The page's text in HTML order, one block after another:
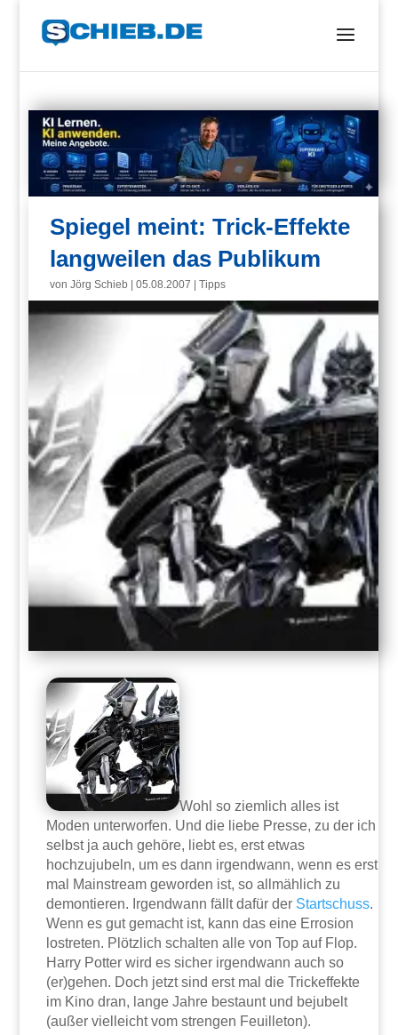
Spiegel meint: Trick-Effekte
langweilen das Publikum
vonJörg Schieb |05.08.2007 |Tipps
Wohl so ziemlich alles ist
Moden unterworfen. Und die liebe Presse, zu der ich
selbst ja auch gehöre, liebt es, erst etwas
hochzujubeln, um es dann irgendwann, wenn es erst
mal Mainstream geworden ist, so allmählich zu
demontieren. Irgendwann fällt dafür der Startschuss.
Wenn es gut gemacht ist, kann das eine Errosion
lostreten. Plötzlich schalten alle von Top auf Flop.
Harry Potter wird es sicher irgendwann auch so
(er)gehen. Doch jetzt sind erst mal die Trickeffekte
im Kino dran, lange Jahre bestaunt und bejubelt
(außer vielleicht vom strengen Feuilleton).